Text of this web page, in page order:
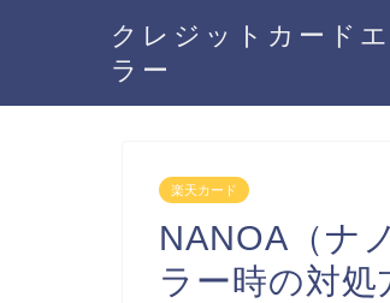
クレジットカードエ
ラー
楽天カード
NANOA（ナ
ラー時の対処